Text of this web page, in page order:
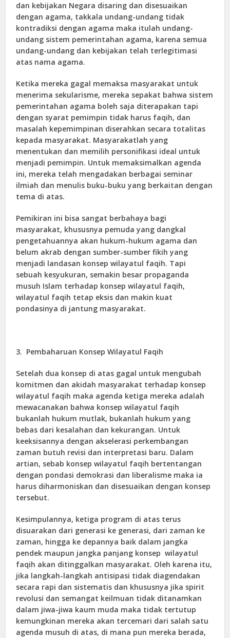
dan kebijakan Negara disaring dan disesuaikan
dengan agama, takkala undang-undang tidak
kontradiksi dengan agama maka itulah undang-
undang sistem pemerintahan agama, karena semua
undang-undang dan kebijakan telah terlegitimasi
atas nama agama.
Ketika mereka gagal memaksa masyarakat untuk
menerima sekularisme, mereka sepakat bahwa sistem
pemerintahan agama boleh saja diterapakan tapi
dengan syarat pemimpin tidak harus faqih, dan
masalah kepemimpinan diserahkan secara totalitas
kepada masyarakat. Masyarakatlah yang
menentukan dan memilih personifikasi ideal untuk
menjadi pemimpin. Untuk memaksimalkan agenda
ini, mereka telah mengadakan berbagai seminar
ilmiah dan menulis buku-buku yang berkaitan dengan
tema di atas.
Pemikiran ini bisa sangat berbahaya bagi
masyarakat, khususnya pemuda yang dangkal
pengetahuannya akan hukum-hukum agama dan
belum akrab dengan sumber-sumber fikih yang
menjadi landasan konsep wilayatul faqih. Tapi
sebuah kesyukuran, semakin besar propaganda
musuh Islam terhadap konsep wilayatul faqih,
wilayatul faqih tetap eksis dan makin kuat
pondasinya di jantung masyarakat.
3. Pembaharuan Konsep Wilayatul Faqih
Setelah dua konsep di atas gagal untuk mengubah
komitmen dan akidah masyarakat terhadap konsep
wilayatul faqih maka agenda ketiga mereka adalah
mewacanakan bahwa konsep wilayatul faqih
bukanlah hukum mutlak, bukanlah hukum yang
bebas dari kesalahan dan kekurangan. Untuk
keeksisannya dengan akselerasi perkembangan
zaman butuh revisi dan interpretasi baru. Dalam
artian, sebab konsep wilayatul faqih bertentangan
dengan pondasi demokrasi dan liberalisme maka ia
harus diharmoniskan dan disesuaikan dengan konsep
tersebut.
Kesimpulannya, ketiga program di atas terus
disuarakan dari generasi ke generasi, dari zaman ke
zaman, hingga ke depannya baik dalam jangka
pendek maupun jangka panjang konsep wilayatul
faqih akan ditinggalkan masyarakat. Oleh karena itu,
jika langkah-langkah antisipasi tidak diagendakan
secara rapi dan sistematis dan khususnya jika spirit
revolusi dan semangat keilmuan tidak ditanamkan
dalam jiwa-jiwa kaum muda maka tidak tertutup
kemungkinan mereka akan tercemari dari salah satu
agenda musuh di atas, di mana pun mereka berada,